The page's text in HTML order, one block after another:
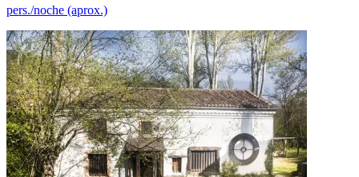
pers./noche (aprox.)